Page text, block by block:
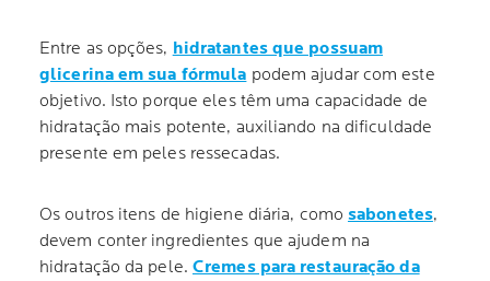
Entre as opções, hidratantes que possuam
glicerina em sua fórmula podem ajudar com este
objetivo. Isto porque eles têm uma capacidade de
hidratação mais potente, auxiliando na dificuldade
presente em peles ressecadas.
Os outros itens de higiene diária, como sabonetes,
devem conter ingredientes que ajudem na
hidratação da pele. Cremes para restauração da